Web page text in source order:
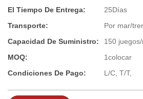
El Tiempo De Entrega:
25Días
Transporte:
Por mar/
Capacidad De Suministro:
150
MOQ:
1colocar
Condiciones De Pago:
L/C, T/T,